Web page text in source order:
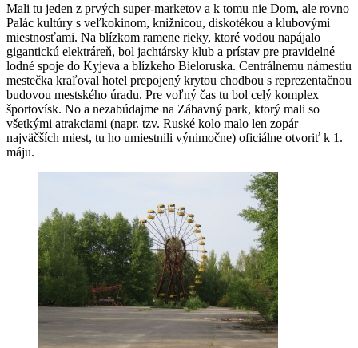
Mali tu jeden z prvých super-marketov a k tomu nie Dom, ale rovno
Palác kultúry s veľkokinom, knižnicou, diskotékou a klubovými
miestnosťami. Na blízkom ramene rieky, ktoré vodou napájalo
gigantickú elektráreň, bol jachtársky klub a prístav pre pravidelné
lodné spoje do Kyjeva a blízkeho Bieloruska. Centrálnemu námestiu
mestečka kraľoval hotel prepojený krytou chodbou s reprezentačnou
budovou mestského úradu. Pre voľný čas tu bol celý komplex
športovísk. No a nezabúdajme na Zábavný park, ktorý mali so
všetkými atrakciami (napr. tzv. Ruské kolo malo len zopár
najväčších miest, tu ho umiestnili výnimočne) oficiálne otvoriť k 1.
máju.